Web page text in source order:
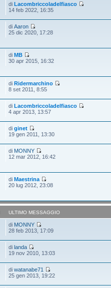
diLacombriccoladelfiasco
14 feb 2022, 16:35
diAaron
25 dic 2020, 17:28
diMB
30 apr 2015, 16:32
diRidermarchino
8 set 2011, 8:55
diLacombriccoladelfiasco
4 apr 2013, 13:57
diginet
19 gen 2011, 13:30
di MONNY
12 mar 2012, 16:42
diMaestrina
20 lug 2012, 23:08
ULTIMO MESSAGGIO
di MONNY
28 feb 2013, 17:09
dilanda
19 nov 2010, 13:03
diwatanabe71
25 gen 2013, 19:22